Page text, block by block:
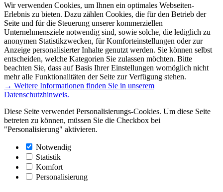
Wir verwenden Cookies, um Ihnen ein optimales Webseiten-
Erlebnis zu bieten. Dazu zählen Cookies, die für den Betrieb der
Seite und für die Steuerung unserer kommerziellen
Unternehmensziele notwendig sind, sowie solche, die lediglich zu
anonymen Statistikzwecken, für Komforteinstellungen oder zur
Anzeige personalisierter Inhalte genutzt werden. Sie können selbst
entscheiden, welche Kategorien Sie zulassen möchten. Bitte
beachten Sie, dass auf Basis Ihrer Einstellungen womöglich nicht
mehr alle Funktionalitäten der Seite zur Verfügung stehen.
→ Weitere Informationen finden Sie in unserem
Datenschutzhinweis.
Diese Seite verwendet Personalisierungs-Cookies. Um diese Seite
betreten zu können, müssen Sie die Checkbox bei
"Personalisierung" aktivieren.
Notwendig
Statistik
Komfort
Personalisierung